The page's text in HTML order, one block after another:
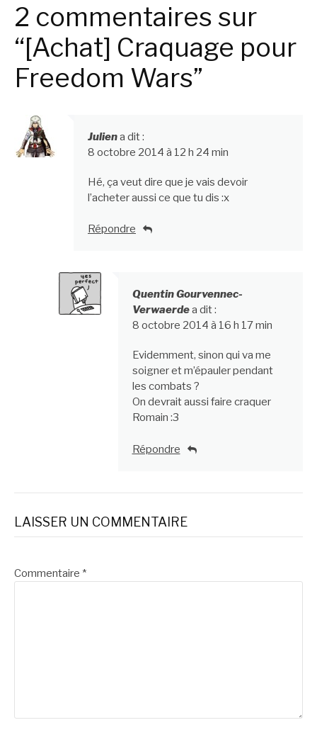
2 commentaires sur
“[Achat] Craquage pour
Freedom Wars”
Juliena dit :
8 octobre 2014 à 12 h 24 min
Hé, ça veut dire que je vais devoir
l’acheter aussi ce que tu dis :x
Répondre
Quentin Gourvennec-
Verwaerdea dit :
8 octobre 2014 à 16 h 17 min
Evidemment, sinon qui va me
soigner et m’épauler pendant
les combats ?
On devrait aussi faire craquer
Romain :3
Répondre
LAISSER UN COMMENTAIRE
Commentaire *